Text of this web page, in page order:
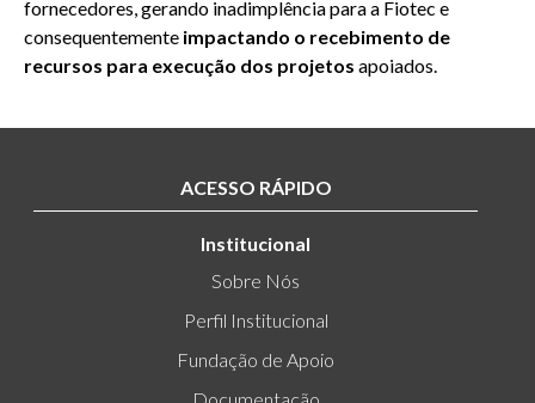
fornecedores, gerando inadimplência para a Fiotec e
consequentemente impactando o recebimento de
recursos para execução dos projetos apoiados.
ACESSO RÁPIDO
Institucional
Sobre Nós
Perfil Institucional
Fundação de Apoio